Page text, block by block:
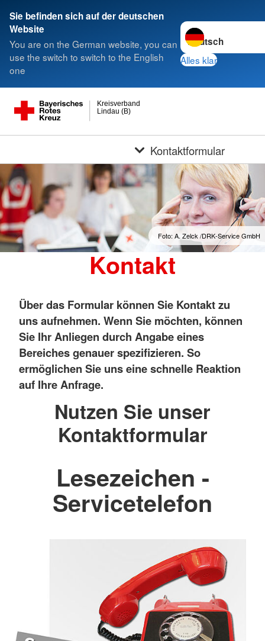
Sie befinden sich auf der deutschen
Website
You are on the German website, you can
use the switch to switch to the English
one
Sprache wechseln
Alles klar
Lindau (B)
Kreisverband
Kontaktformular
Foto: A. Zelck /DRK-Service GmbH
Kontakt
Über das Formular können Sie Kontakt zu
uns aufnehmen. Wenn Sie möchten, können
Sie Ihr Anliegen durch Angabe eines
Bereiches genauer spezifizieren. So
ermöglichen Sie uns eine schnelle Reaktion
auf Ihre Anfrage.
Nutzen Sie unser
Kontaktformular
Lesezeichen -
Servicetelefon